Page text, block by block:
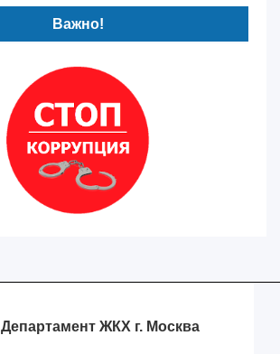
Важно!
Департамент ЖКХ г. Москва